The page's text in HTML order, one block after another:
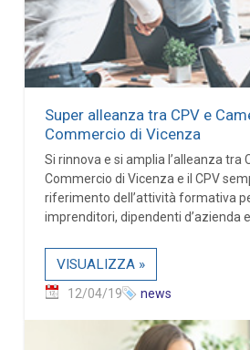
Super alleanza tra CPV e
Commercio di Vicenza
Si rinnova e si amplia l’alleanza tra
Commercio di Vicenza e il CPV
riferimento dell’attività formativa
imprenditori, dipendenti d’azienda
VISUALIZZA »
12/04/19 news